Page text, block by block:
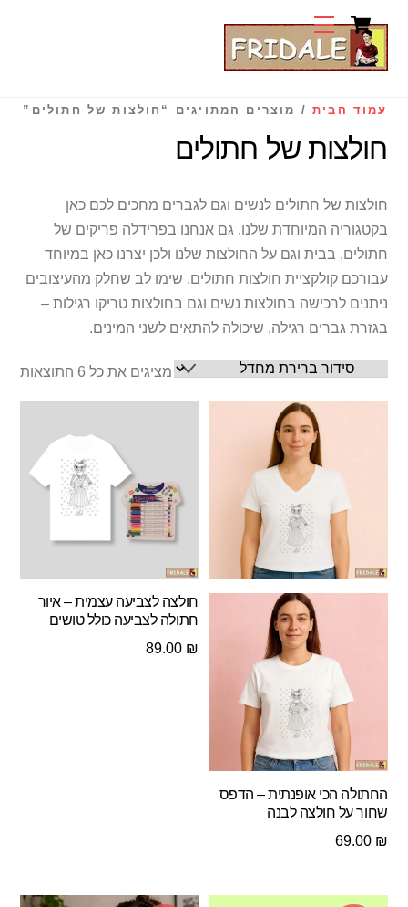
content
MenuCart
עמוד הבית / מוצרים המתויגים “חולצות של חתולים”
חולצות של חתולים
חולצות של חתולים לנשים וגם לגברים מחכים לכם כאן
בקטגוריה המיוחדת שלנו. גם אנחנו בפרידלה פריקים של
חתולים, בבית וגם על החולצות שלנו ולכן יצרנו כאן במיוחד
עבורכם קולקציית חולצות חתולים. שימו לב שחלק מהעיצובים
ניתנים לרכישה בחולצות נשים וגם בחולצות טריקו רגילות –
בגזרת גברים רגילה, שיכולה להתאים לשני המינים.
מציגים את כל ⁦6⁩ התוצאות
החתולה הכי אופנתית – הדפס
שחור על חולצה לבנה
69.00 ₪
חולצה לצביעה עצמית – איור
חתולה לצביעה כולל טושים
89.00 ₪